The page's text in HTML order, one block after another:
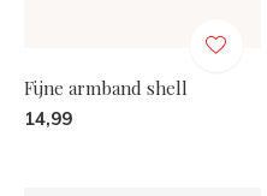
Fijne armband shell
14,99